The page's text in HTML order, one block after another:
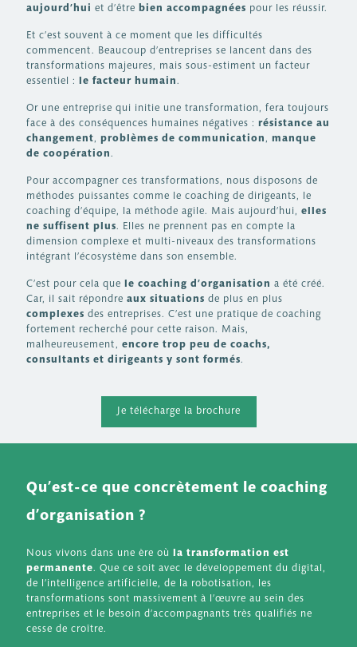
aujourd’hui et d’être bien accompagnées pour les réussir.
Et c’est souvent à ce moment que les difficultés
commencent. Beaucoup d’entreprises se lancent dans des
transformations majeures, mais sous-estiment un facteur
essentiel : le facteur humain.
Or une entreprise qui initie une transformation, fera toujours
face à des conséquences humaines négatives : résistance au
changement, problèmes de communication, manque
de coopération.
Pour accompagner ces transformations, nous disposons de
méthodes puissantes comme le coaching de dirigeants, le
coaching d’équipe, la méthode agile. Mais aujourd’hui, elles
ne suffisent plus. Elles ne prennent pas en compte la
dimension complexe et multi-niveaux des transformations
intégrant l’écosystème dans son ensemble.
C’est pour cela que le coaching d’organisation a été créé.
Car, il sait répondre aux situations de plus en plus
complexes des entreprises. C’est une pratique de coaching
fortement recherché pour cette raison. Mais,
malheureusement, encore trop peu de coachs,
consultants et dirigeants y sont formés.
Je télécharge la brochure
Qu’est-ce que concrètement le coaching
d’organisation ?
Nous vivons dans une ère où la transformation est
permanente. Que ce soit avec le développement du digital,
de l’intelligence artificielle, de la robotisation, les
transformations sont massivement à l’œuvre au sein des
entreprises et le besoin d’accompagnants très qualifiés ne
cesse de croître.